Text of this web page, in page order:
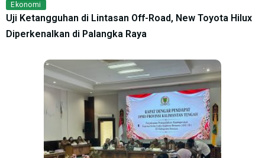
Ekonomi
Uji Ketangguhan di Lintasan Off-Road, New Toyota Hilux
Diperkenalkan di Palangka Raya